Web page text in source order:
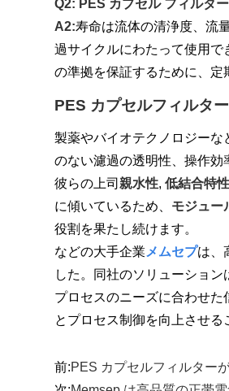
Q2: PES カプセル フィルタ
A2:寿命は流体の清浄度、流
過サイクルにわたって使用
の準拠を保証するために、定
PES カプセルフィルタ
製薬やバイオテクノロジー
のない濾過の透明性、操作効
彼らの上司親水性,低結合特性
に傾いているため、 モジュー
役割を果たし続けます。
などの大手企業メムセプは、
した。同社のソリューショ
プロセスのニーズに合わせた
とプロセス制御を向上させる
前:PES カプセルフィルター